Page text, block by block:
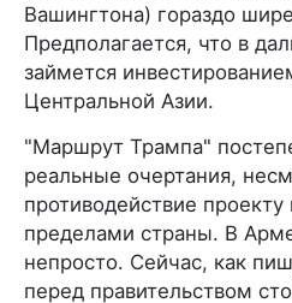
Вашингтона) гораздо
Предполагается, что в
займется
Центральной Азии.
"Маршрут Трампа"
реальные очертания,
противодействие проекту
пределами страны. В
непросто. Сейчас, как
перед правительством